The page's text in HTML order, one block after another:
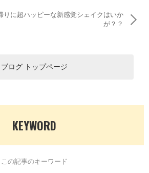
りに超ハッピーな新感覚シェイクはいか
が？？
ブログ トップページ
KEYWORD
この記事のキーワード